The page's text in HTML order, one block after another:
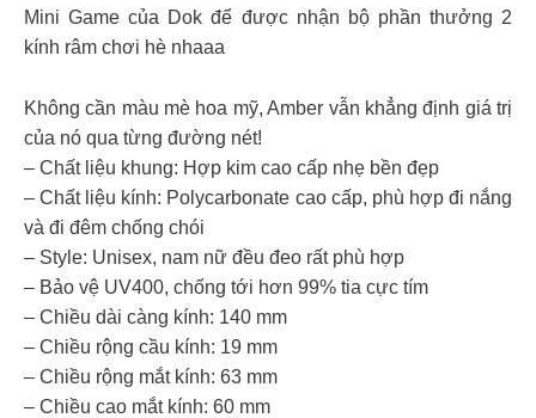
Mini Game của Dok để được nhận bộ phần thưởng 2
kính râm chơi hè nhaaa
Không cần màu mè hoa mỹ, Amber vẫn khẳng định giá trị
của nó qua từng đường nét!
– Chất liệu khung: Hợp kim cao cấp nhẹ bền đẹp
– Chất liệu kính: Polycarbonate cao cấp, phù hợp đi nắng
và đi đêm chống chói
– Style: Unisex, nam nữ đều đeo rất phù hợp
– Bảo vệ UV400, chống tới hơn 99% tia cực tím
– Chiều dài càng kính: 140 mm
– Chiều rộng cầu kính: 19 mm
– Chiều rộng mắt kính: 63 mm
– Chiều cao mắt kính: 60 mm